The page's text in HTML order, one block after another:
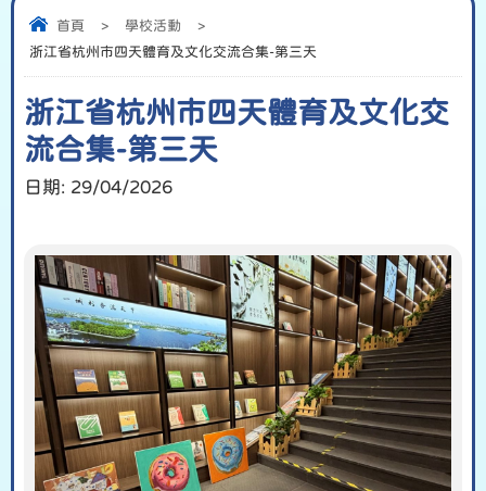
首頁 > 學校活動
>
浙江省杭州市四天體育及文化交流合集-第三天
浙江省杭州市四天體育及文化交
流合集-第三天
日期: 29/04/2026